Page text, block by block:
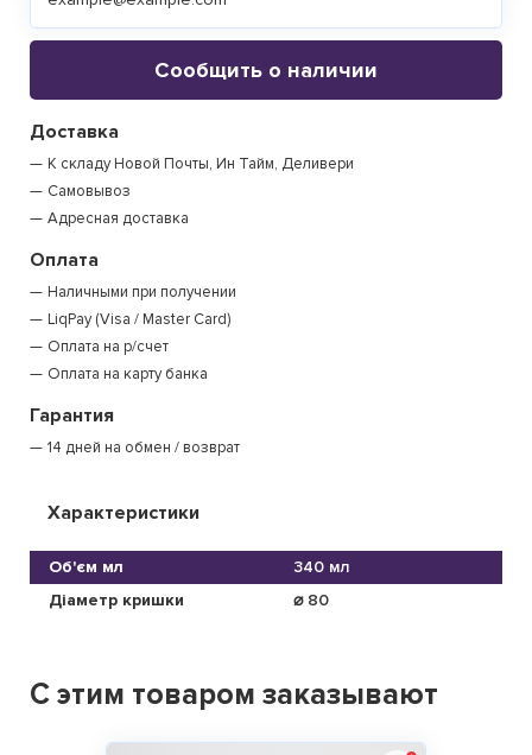
Сообщить о наличии
Доставка
К складу Новой Почты, Ин Тайм, Деливери
Самовывоз
Адресная доставка
Оплата
Наличными при получении
LiqPay (Visa / Master Card)
Оплата на р/счет
Оплата на карту банка
Гарантия
14 дней на обмен / возврат
Характеристики
Об'єм мл
340 мл
Діаметр кришки
⌀ 80
С этим товаром заказывают